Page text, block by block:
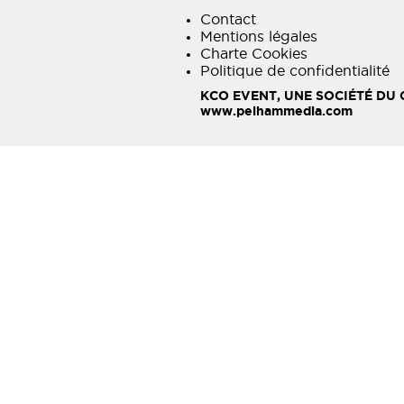
Contact
Mentions légales
Charte Cookies
Politique de confidentialité
KCO EVENT, UNE SOCIÉTÉ
www.pelhammedia.com